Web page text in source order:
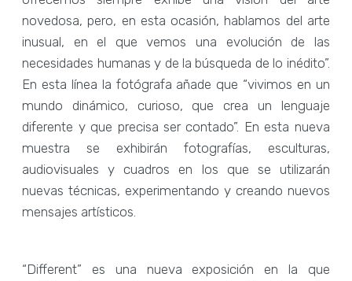
novedosa, pero, en esta ocasión, hablamos del arte
inusual, en el que vemos una evolución de las
necesidades humanas y de la búsqueda de lo inédito”.
En esta línea la fotógrafa añade que “vivimos en un
mundo dinámico, curioso, que crea un lenguaje
diferente y que precisa ser contado”. En esta nueva
muestra se exhibirán fotografías, esculturas,
audiovisuales y cuadros en los que se utilizarán
nuevas técnicas, experimentando y creando nuevos
mensajes artísticos.
“Different” es una nueva exposición en la que